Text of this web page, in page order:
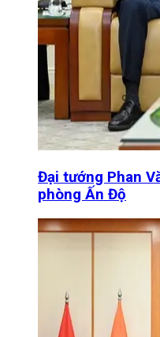
Đại tướng Phan
phòng Ấn Độ